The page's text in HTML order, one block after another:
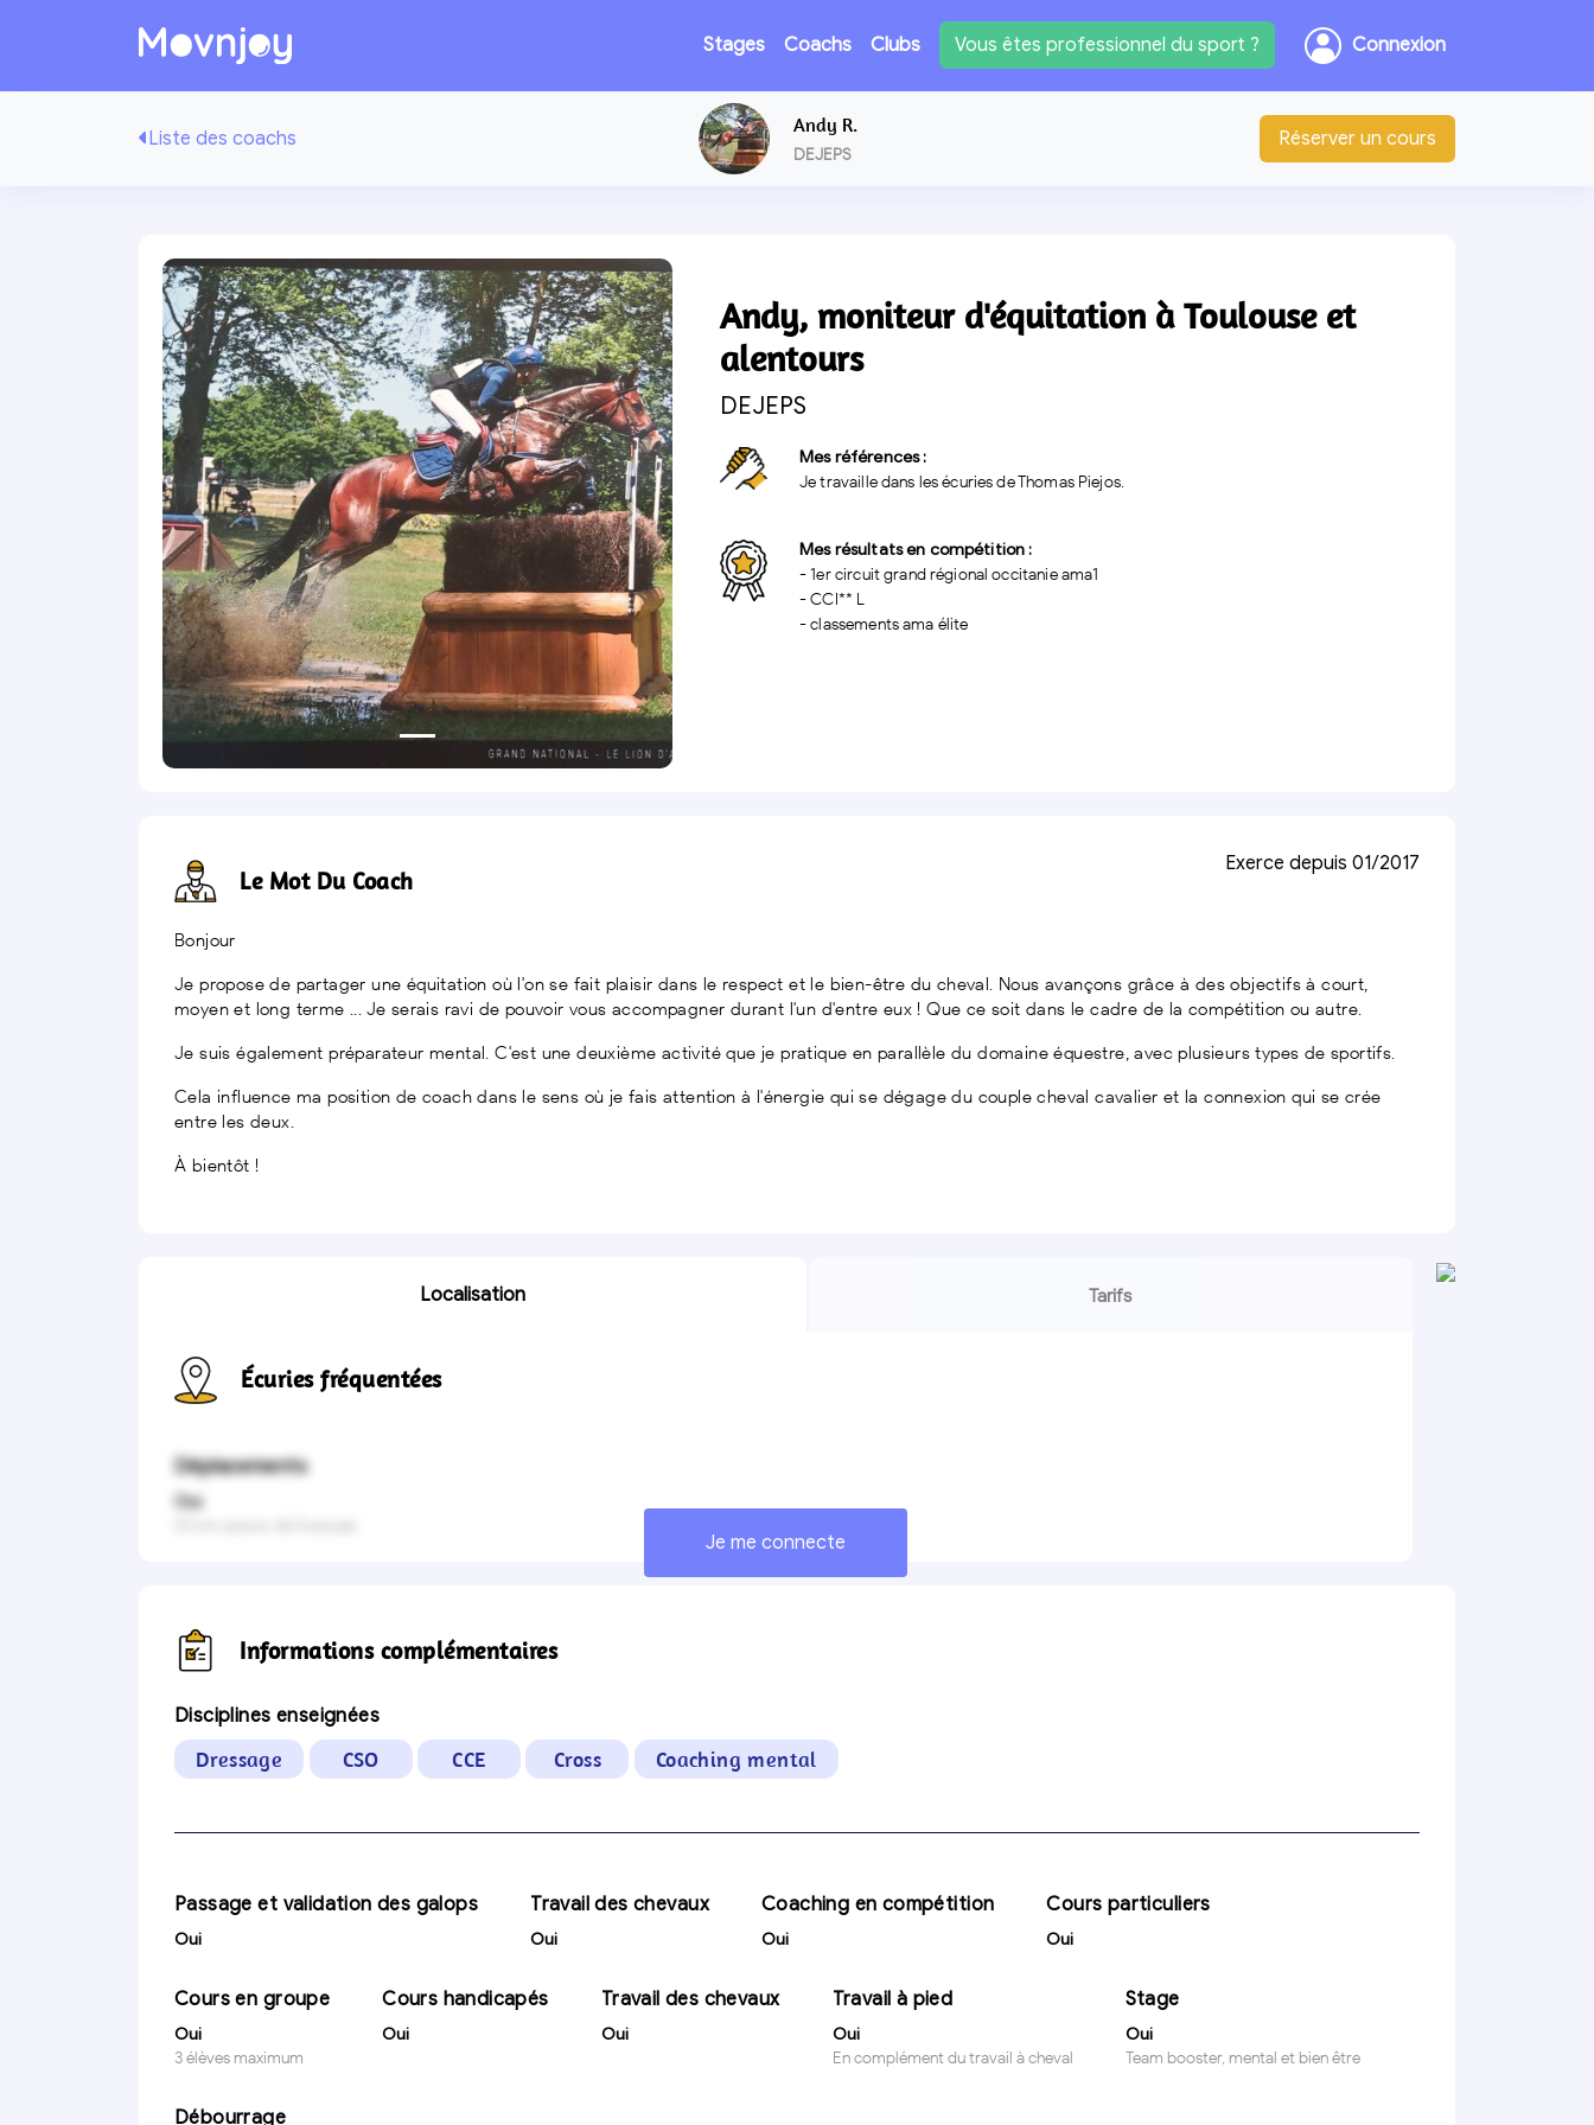
Stages Coachs Clubs Vous êtes professionnel du sport ? Connexion
Liste des coachs
Andy R.
DEJEPS
Réserver un cours
Précédente Suivante
Andy, moniteur d'équitation à Toulouse et
alentours
DEJEPS
Mes références :
Je travaille dans les écuries de Thomas Piejos.
Mes résultats en compétition :
- 1er circuit grand régional occitanie ama1
- CCI** L
- classements ama élite
Exerce depuis 01/2017
Le Mot Du Coach
Bonjour
Je propose de partager une équitation où l'on se fait plaisir dans le respect et le bien-être du cheval. Nous avançons grâce à des objectifs à court,
moyen et long terme ... Je serais ravi de pouvoir vous accompagner durant l'un d'entre eux ! Que ce soit dans le cadre de la compétition ou autre.
Je suis également préparateur mental. C'est une deuxième activité que je pratique en parallèle du domaine équestre, avec plusieurs types de sportifs.
Cela influence ma position de coach dans le sens où je fais attention à l'énergie qui se dégage du couple cheval cavalier et la connexion qui se crée
entre les deux.
À bientôt !
Localisation Tarifs
Écuries fréquentées
Je me connecte
Déplacements
Oui
Informations complémentaires
Disciplines enseignées
Dressage CSO CCE Cross Coaching mental
Passage et validation des galops
Oui
Travail des chevaux
Oui
Coaching en compétition
Oui
Cours particuliers
Oui
Cours en groupe
Oui
3 élèves maximum
Cours handicapés
Oui
Travail des chevaux
Oui
Travail à pied
Oui
En complément du travail à cheval
Stage
Oui
Team booster, mental et bien être
Débourrage